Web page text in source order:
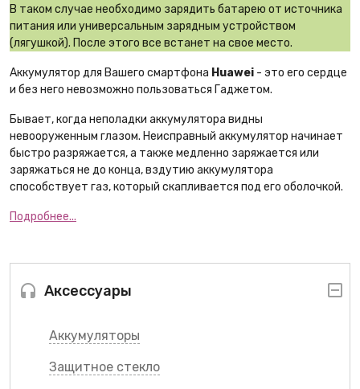
Аксессуары
Аккумуляторы
Защитное стекло
В таком случае необходимо зарядить батарею от источника
питания или универсальным зарядным устройством
(лягушкой). После этого все встанет на свое место.
Аккумулятор для Вашего смартфона Huawei - это его сердце
и без него невозможно пользоваться Гаджетом.
Бывает, когда неполадки аккумулятора видны
невооруженным глазом. Неисправный аккумулятор начинает
быстро разряжается, а также медленно заряжается или
заряжаться не до конца, вздутию аккумулятора
способствует газ, который скапливается под его оболочкой.
Подробнее...